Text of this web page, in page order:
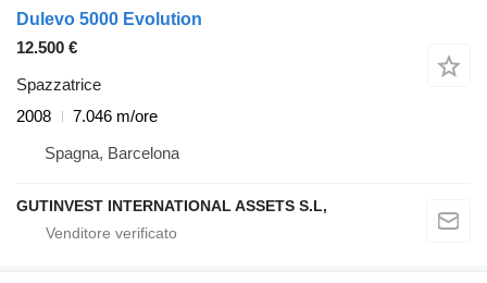
Dulevo 5000 Evolution
12.500 €
Spazzatrice
2008
7.046 m/ore
Spagna, Barcelona
GUTINVEST INTERNATIONAL ASSETS S.L,